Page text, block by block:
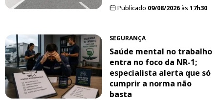
Publicado 09/08/2026às 17h30
SEGURANÇA
Saúde mental no trabalho
entra no foco da NR-1;
especialista alerta que só
cumprir a norma não
basta